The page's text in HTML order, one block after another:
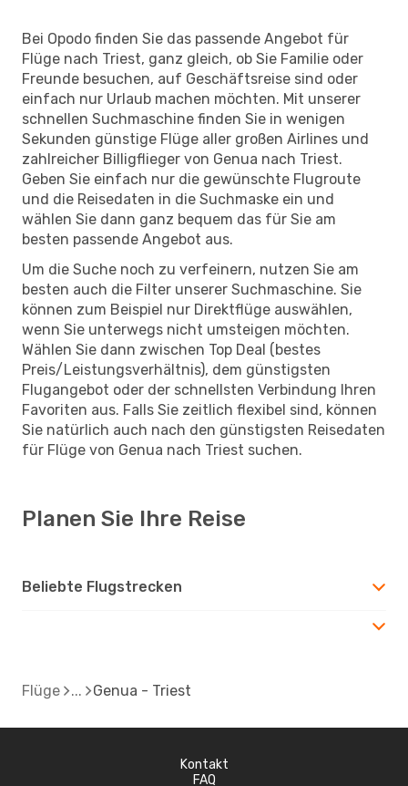
Bei Opodo finden Sie das passende Angebot für
Flüge nach Triest, ganz gleich, ob Sie Familie oder
Freunde besuchen, auf Geschäftsreise sind oder
einfach nur Urlaub machen möchten. Mit unserer
schnellen Suchmaschine finden Sie in wenigen
Sekunden günstige Flüge aller großen Airlines und
zahlreicher Billigflieger von Genua nach Triest.
Geben Sie einfach nur die gewünschte Flugroute
und die Reisedaten in die Suchmaske ein und
wählen Sie dann ganz bequem das für Sie am
besten passende Angebot aus.
Um die Suche noch zu verfeinern, nutzen Sie am
besten auch die Filter unserer Suchmaschine. Sie
können zum Beispiel nur Direktflüge auswählen,
wenn Sie unterwegs nicht umsteigen möchten.
Wählen Sie dann zwischen Top Deal (bestes
Preis/Leistungsverhältnis), dem günstigsten
Flugangebot oder der schnellsten Verbindung Ihren
Favoriten aus. Falls Sie zeitlich flexibel sind, können
Sie natürlich auch nach den günstigsten Reisedaten
für Flüge von Genua nach Triest suchen.
Planen Sie Ihre Reise
Beliebte Flugstrecken
Flüge Genua - Triest
Kontakt
FAQ